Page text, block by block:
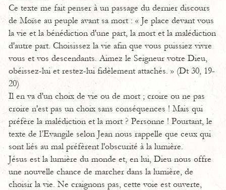
Ce texte me fait penser à un passage du dernier discours
de Moïse au peuple avant sa mort : « Je place devant vous
la vie et la bénédiction d'une part, la mort et la malédiction
d'autre part. Choisissez la vie afin que vous puissiez vivre
vous et vos descendants. Aimez le Seigneur votre Dieu,
obéissez-lui et restez-lui fidèlement attachés. » (Dt 30, 19-
20)
Il en va d'un choix de vie ou de mort ; croire ou ne pas
croire n'est pas un choix sans conséquences ! Mais qui
préfère la malédiction et la mort ? Personne ! Pourtant, le
texte de l’Evangile selon Jean nous rappelle que ceux qui
sont liés au mal préfèrent l'obscurité à la lumière.
Jésus est la lumière du monde et, en lui, Dieu nous offre
une nouvelle chance de marcher dans la lumière, de
choisir la vie. Ne craignons pas, cette voie est ouverte,